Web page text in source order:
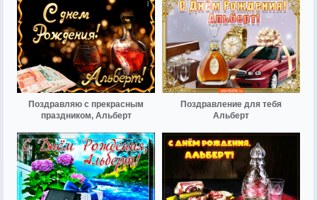
Поздравляю с прекрасным
праздником, Альберт
Поздравление для тебя
Альберт